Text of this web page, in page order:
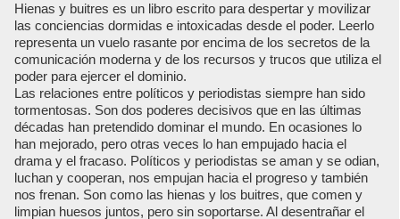
Hienas y buitres es un libro escrito para despertar y movilizar
las conciencias dormidas e intoxicadas desde el poder. Leerlo
representa un vuelo rasante por encima de los secretos de la
comunicación moderna y de los recursos y trucos que utiliza el
poder para ejercer el dominio.
Las relaciones entre políticos y periodistas siempre han sido
tormentosas. Son dos poderes decisivos que en las últimas
décadas han pretendido dominar el mundo. En ocasiones lo
han mejorado, pero otras veces lo han empujado hacia el
drama y el fracaso. Políticos y periodistas se aman y se odian,
luchan y cooperan, nos empujan hacia el progreso y también
nos frenan. Son como las hienas y los buitres, que comen y
limpian huesos juntos, pero sin soportarse. Al desentrañar el